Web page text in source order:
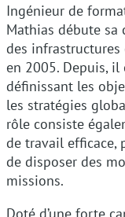
Ingénieur de
Mathias débute sa
des infrastructures
en 2005. Depuis,
définissant les
les stratégies
rôle consiste
de travail efficace,
de disposer des
missions.
Doté d’une forte